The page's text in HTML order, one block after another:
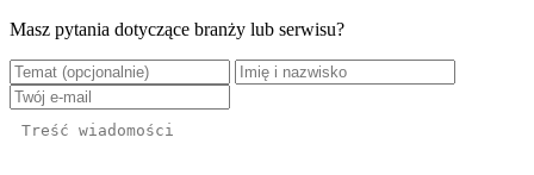
Masz pytania dotyczące branży lub serwisu?